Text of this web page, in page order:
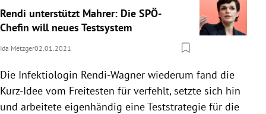
Rendi unterstützt Mahrer: Die SPÖ-
Chefin will neues Testsystem
Ida Metzger02.01.2021
Die Infektiologin Rendi-Wagner wiederum fand die
Kurz-Idee vom Freitesten für verfehlt, setzte sich hin
und arbeitete eigenhändig eine Teststrategie für die